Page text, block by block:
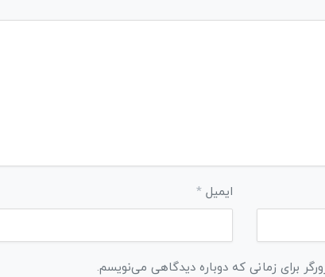
ایمیل *
برای زمانی که دوباره دیدگاهی می‌نویسم.